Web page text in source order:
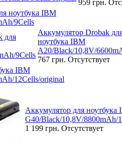
959 грн.
ноутбука IBM
9Cells
Аккумулятор Drobak
ноутбука IBM
A20/Black/10,8V/
767 грн. Отсутствует
IBM
12Cells/original
Аккумулятор для ноутбука
G40/Black/10,8V/8800mAh/
1 199 грн. Отсутствует